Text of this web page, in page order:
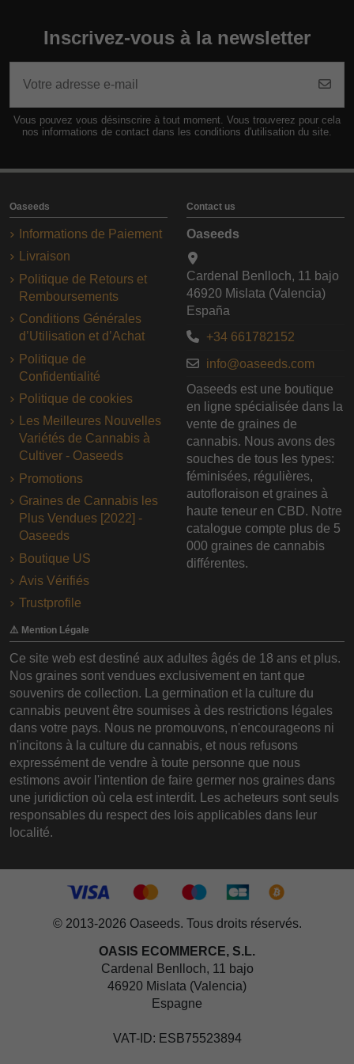
Inscrivez-vous à la newsletter
Vous pouvez vous désinscrire à tout moment. Vous trouverez pour cela
nos informations de contact dans les conditions d'utilisation du site.
Oaseeds
Informations de Paiement
Livraison
Politique de Retours et
Remboursements
Conditions Générales
d’Utilisation et d’Achat
Politique de
Confidentialité
Politique de cookies
Les Meilleures Nouvelles
Variétés de Cannabis à
Cultiver - Oaseeds
Promotions
Graines de Cannabis les
Plus Vendues [2022] -
Oaseeds
Boutique US
Avis Vérifiés
Trustprofile
Contact us
Oaseeds
Cardenal Benlloch, 11 bajo
46920 Mislata (Valencia)
España
+34 661782152
info@oaseeds.com
Oaseeds est une boutique
en ligne spécialisée dans la
vente de graines de
cannabis. Nous avons des
souches de tous les types:
féminisées, régulières,
autofloraison et graines à
haute teneur en CBD. Notre
catalogue compte plus de 5
000 graines de cannabis
différentes.
⚠️ Mention Légale
Ce site web est destiné aux adultes âgés de 18 ans et plus.
Nos graines sont vendues exclusivement en tant que
souvenirs de collection. La germination et la culture du
cannabis peuvent être soumises à des restrictions légales
dans votre pays. Nous ne promouvons, n'encourageons ni
n'incitons à la culture du cannabis, et nous refusons
expressément de vendre à toute personne que nous
estimons avoir l'intention de faire germer nos graines dans
une juridiction où cela est interdit. Les acheteurs sont seuls
responsables du respect des lois applicables dans leur
localité.
© 2013-2026 Oaseeds. Tous droits réservés.
OASIS ECOMMERCE, S.L.
Cardenal Benlloch, 11 bajo
46920 Mislata (Valencia)
Espagne
VAT-ID: ESB75523894